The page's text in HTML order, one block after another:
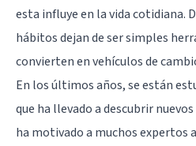
esta influye en la vida cotidiana.
hábitos dejan de ser simples
convierten en vehículos de
En los últimos años, se están
que ha llevado a descubrir
ha motivado a muchos expertos a